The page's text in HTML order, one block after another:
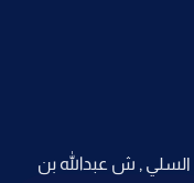
السلي , ش عبدالله بن